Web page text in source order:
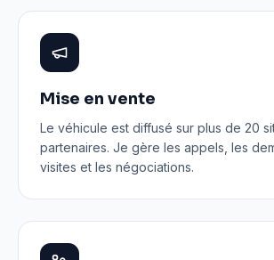
Mise en vente
Le véhicule est diffusé sur plus de 20
partenaires. Je gère les appels, les
visites et les négociations.